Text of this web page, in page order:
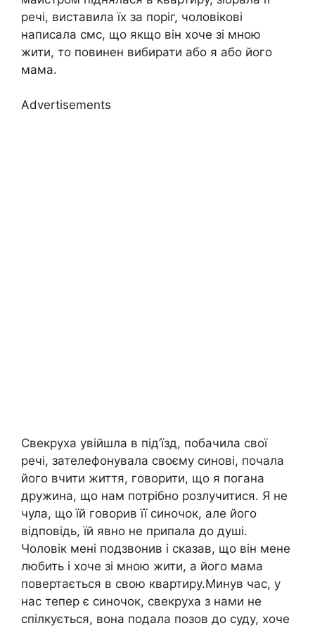
речі, виставила їх за поріг, чоловікові
написала смс, що якщо він хоче зі мною
жити, то повинен вибирати або я або його
мама.
Advertisements
Свекруха увійшла в під’їзд, побачила свої
речі, зателефонувала своєму синові, почала
його вчити життя, говорити, що я погана
дружина, що нам потрібно розлучитися. Я не
чула, що їй говорив її синочок, але його
відповідь, їй явно не припала до душі.
Чоловік мені подзвонив і сказав, що він мене
любить і хоче зі мною жити, а його мама
повертається в свою квартиру.Минув час, у
нас тепер є синочок, свекруха з нами не
спілкується, вона подала позов до суду, хоче